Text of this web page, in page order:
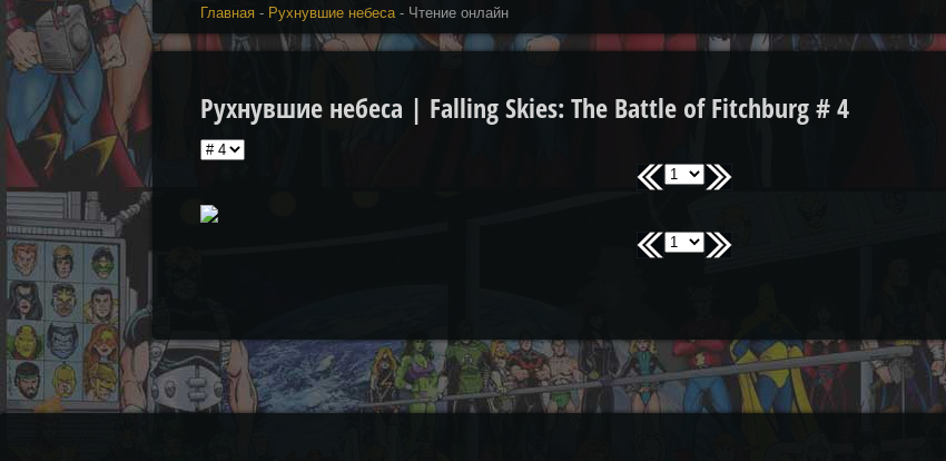
Главная- Рухнувшие небеса- Чтение онлайн
Рухнувшие небеса | Falling Skies: The Battle of Fitchburg # 4